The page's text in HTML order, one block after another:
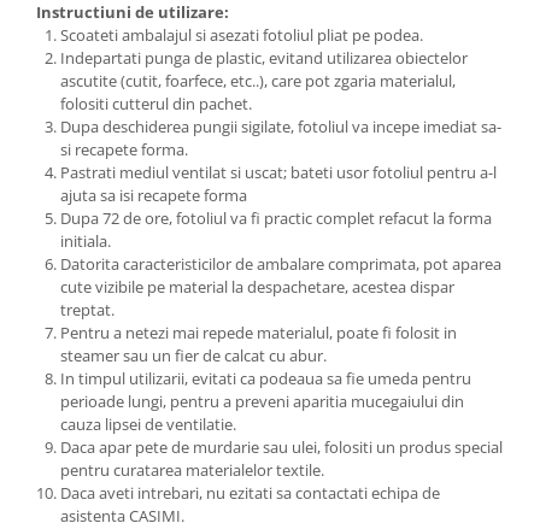
Instructiuni de utilizare:
Scoateti ambalajul si asezati fotoliul pliat pe podea.
Indepartati punga de plastic, evitand utilizarea obiectelor
ascutite (cutit, foarfece, etc..), care pot zgaria materialul,
folositi cutterul din pachet.
Dupa deschiderea pungii sigilate, fotoliul va incepe imediat sa-
si recapete forma.
Pastrati mediul ventilat si uscat; bateti usor fotoliul pentru a-l
ajuta sa isi recapete forma
Dupa 72 de ore, fotoliul va fi practic complet refacut la forma
initiala.
Datorita caracteristicilor de ambalare comprimata, pot aparea
cute vizibile pe material la despachetare, acestea dispar
treptat.
Pentru a netezi mai repede materialul, poate fi folosit in
steamer sau un fier de calcat cu abur.
In timpul utilizarii, evitati ca podeaua sa fie umeda pentru
perioade lungi, pentru a preveni aparitia mucegaiului din
cauza lipsei de ventilatie.
Daca apar pete de murdarie sau ulei, folositi un produs special
pentru curatarea materialelor textile.
Daca aveti intrebari, nu ezitati sa contactati echipa de
asistenta CASIMI.